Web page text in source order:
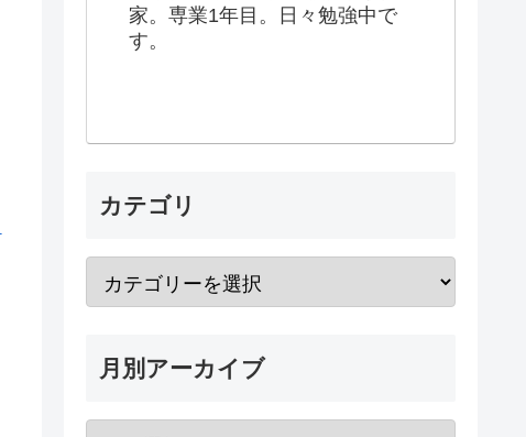
家。専業1年目。日々勉強中で
す。
カテゴリ
月別アーカイブ